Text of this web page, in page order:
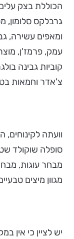
הכוללת בצק
גרבלקס סלומון,
ומאפים עשירה,
עמק, פרמז'ן,
קוביות גבינה
צ'אדר וחמאות
וועתה לקינוחים,
סופלה שוקולד
מבחר עוגות,
מגוון מיצים
יש לציין כי אין